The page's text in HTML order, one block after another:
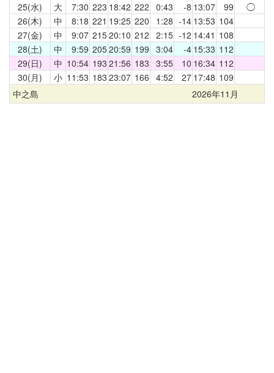
25(水)
大 7:30 223 18:42 222 0:43 -8 13:07 99 ◯
26(木)
中 8:18 221 19:25 220 1:28 -14 13:53 104
27(金)
中 9:07 21520:10 212 2:15 -12 14:41 108
28(土)
中 9:59 20520:59 199 3:04 -4 15:33 112
29(日)
中 10:54 193 21:56 183 3:55 10 16:34 112
30(月)
小 11:53 183 23:07 166 4:52 27 17:48 109
中之島
2026年11月